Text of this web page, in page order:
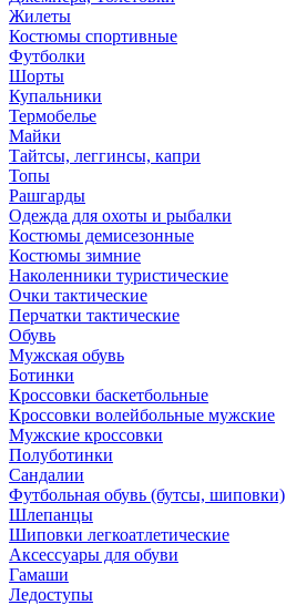
Жилеты
Костюмы спортивные
Футболки
Шорты
Купальники
Термобелье
Майки
Тайтсы, леггинсы, капри
Топы
Рашгарды
Одежда для охоты и рыбалки
Костюмы демисезонные
Костюмы зимние
Наколенники туристические
Очки тактические
Перчатки тактические
Обувь
Мужская обувь
Ботинки
Кроссовки баскетбольные
Кроссовки волейбольные мужские
Мужские кроссовки
Полуботинки
Сандалии
Футбольная обувь (бутсы, шиповки)
Шлепанцы
Шиповки легкоатлетические
Аксессуары для обуви
Гамаши
Ледоступы